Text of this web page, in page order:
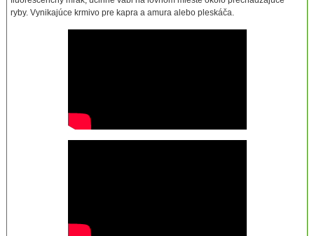
ryby. Vynikajúce krmivo pre kapra a amura alebo pleskáča.